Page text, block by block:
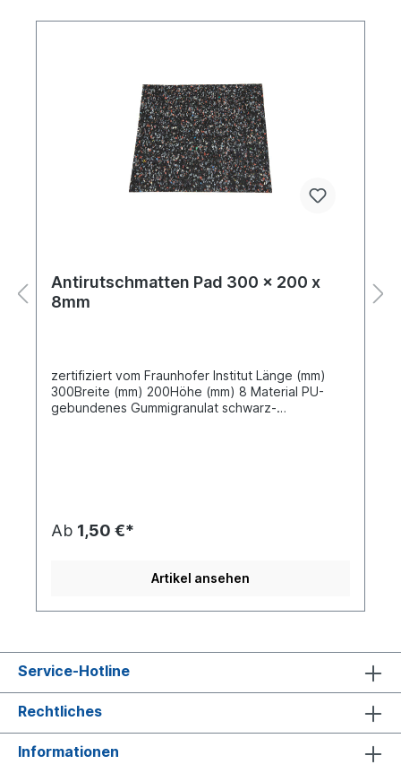
Antirutschmatten Pad 300 x 200 x
8mm
zertifiziert vom Fraunhofer Institut Länge (mm)
300Breite (mm) 200Höhe (mm) 8 Material PU-
gebundenes Gummigranulat schwarz-
Ab 1,50 €*
Artikel ansehen
Service-Hotline
Rechtliches
Informationen